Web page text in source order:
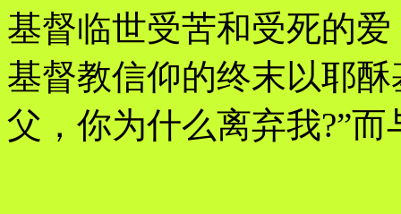
基督临世受苦和受死的
基督教信仰的终末以耶
父，你为什么离弃我?”